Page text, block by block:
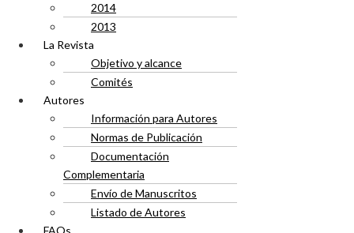
2014
2013
La Revista
Objetivo y alcance
Comités
Autores
Información para Autores
Normas de Publicación
Documentación
Complementaria
Envío de Manuscritos
Listado de Autores
FAQs